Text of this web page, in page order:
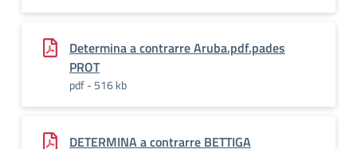
Determina a contrarre Aruba.pdf.pades
PROT
pdf - 516 kb
DETERMINA a contrarre BETTIGA